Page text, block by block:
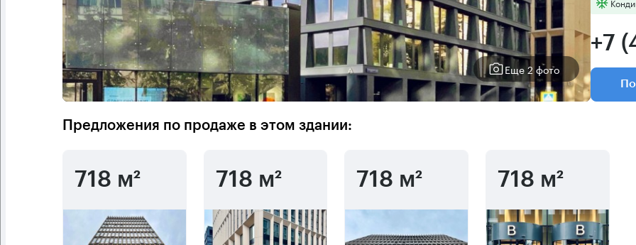
Еще 2 фото
+7
Предложения по продаже в этом здании:
718 м² 718 м² 718 м² 718 м²